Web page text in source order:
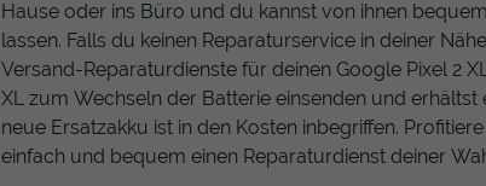
Hause oder ins Büro und du kannst von ihnen
lassen. Falls du keinen Reparaturservice in deiner
Versand-Reparaturdienste für deinen Google Pixel 2
XL zum Wechseln der Batterie einsenden und
neue Ersatzakku ist in den Kosten inbegriffen.
einfach und bequem einen Reparaturdienst deiner